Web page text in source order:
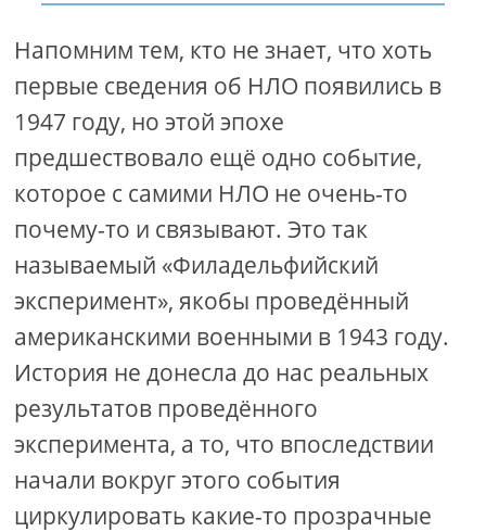
Напомним тем, кто не знает, что хоть
первые сведения об НЛО появились в
1947 году, но этой эпохе
предшествовало ещё одно событие,
которое с самими НЛО не очень-то
почему-то и связывают. Это так
называемый «Филадельфийский
эксперимент», якобы проведённый
американскими военными в 1943 году.
История не донесла до нас реальных
результатов проведённого
эксперимента, а то, что впоследствии
начали вокруг этого события
циркулировать какие-то прозрачные